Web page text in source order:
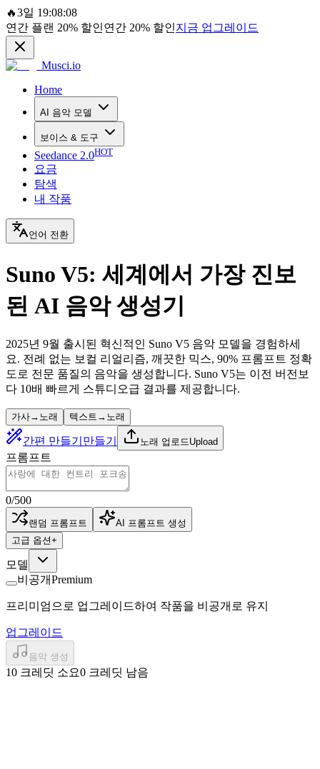
🔥3일 19:08:08
연간 플랜 20% 할인연간 20% 할인지금 업그레이드
Musci.io
Home
AI 음악 모델
보이스 & 도구
Seedance 2.0HOT
요금
탐색
내 작품
언어 전환
Suno V5: 세계에서 가장 진보
된 AI 음악 생성기
2025년 9월 출시된 혁신적인 Suno V5 음악 모델을 경험하세
요. 전례 없는 보컬 리얼리즘, 깨끗한 믹스, 90% 프롬프트 정확
도로 전문 품질의 음악을 생성합니다. Suno V5는 이전 버전보
다 10배 빠르게 스튜디오급 결과를 제공합니다.
가사→노래 텍스트→노래
간편 만들기 만들기 노래 업로드Upload
프롬프트
0/500
랜덤 프롬프트
AI 프롬프트 생성
고급 옵션+
모델
비공개Premium
프리미엄으로 업그레이드하여 작품을 비공개로 유지
업그레이드
음악 생성
10 크레딧 소요0 크레딧 남음